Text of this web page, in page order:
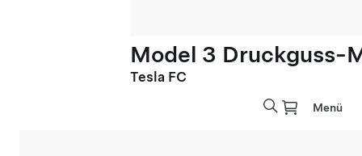
Model 3 Druckguss-
Tesla FC
Menü